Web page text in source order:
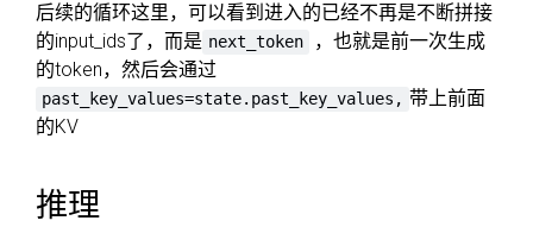
后续的循环这里，可以看到进入的已经不再是不断拼接
的input_ids了，而是 next_token
，也就是前一次生成
的token，然后会通过
past_key_values=state.past_key_values, 带上前面
的KV
推理